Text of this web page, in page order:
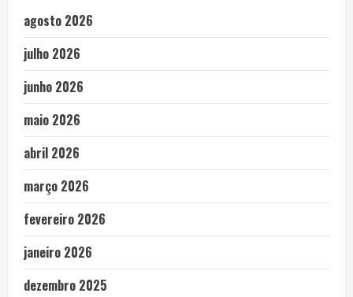
agosto 2026
julho 2026
junho 2026
maio 2026
abril 2026
março 2026
fevereiro 2026
janeiro 2026
dezembro 2025